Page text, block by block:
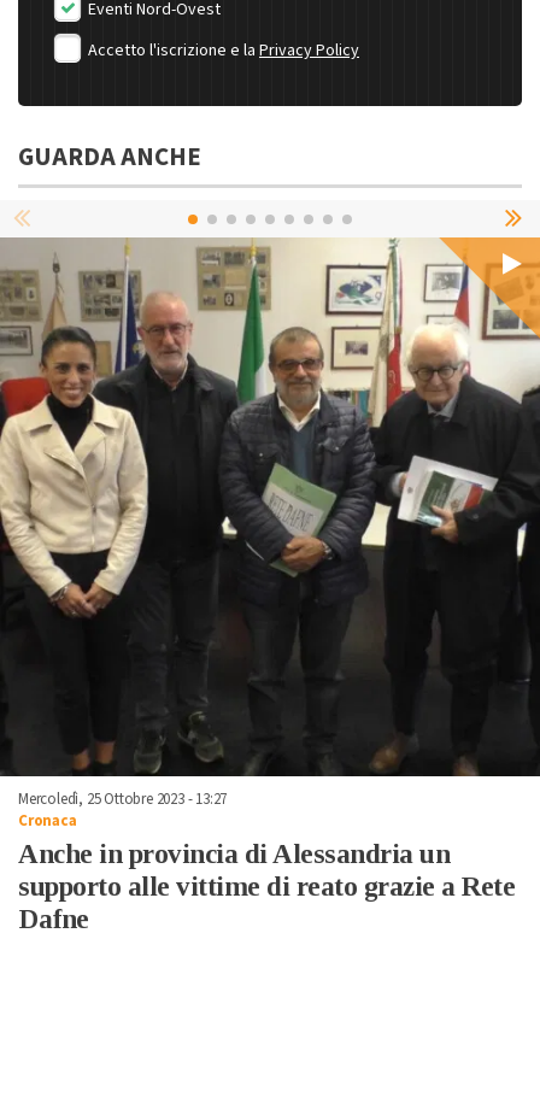
Eventi Nord-Ovest
Accetto l'iscrizione e la Privacy Policy
GUARDA ANCHE
Mercoledì, 25 Ottobre 2023 - 13:27
Cronaca
Anche in provincia di Alessandria un
supporto alle vittime di reato grazie a Rete
Dafne